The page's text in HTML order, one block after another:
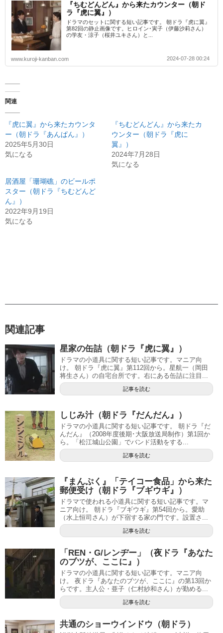
『ちむどんどん』から来たカウンター（朝ド
ラ『虎に翼』）
ドラマのセットに関する短い記事です。 朝ドラ『虎に翼』
第82回の静止画像です。ヒロイン･寅子（伊藤沙莉さん）
の学友・涼子（桜井ユキさん）と...
www.kuroji-kanban.com 2024-07-28 00:24
関連
『虎に翼』から来たカウンタ
ー（朝ドラ『あんぱん』）
2025年5月30日
気になる
『ちむどんどん』から来たカ
ウンター（朝ドラ『虎に
翼』）
2024年7月28日
気になる
居酒屋「珊瑚礁」のビールポ
スター（朝ドラ『ちむどんど
ん』）
2022年9月19日
気になる
関連記事
星家の缶詰（朝ドラ『虎に翼』）
ドラマの小道具に関する短い記事です。マニア向
け。 朝ドラ『虎に翼』第112回から。星航一（岡田
将生さん）の自宅台所です。右にある缶詰に注目...
記事を読む
しじみ汁（朝ドラ『だんだん』）
ドラマの小道具に関する短い記事です。 朝ドラ『だ
んだん』（2008年度後期･大阪放送局制作）第1回か
ら。「松江城山公園」でバンド活動をする...
記事を読む
『まんぷく』「テイコー食品」から来た
郵便受け（朝ドラ『ブギウギ』）
ドラマで使われる小道具に関する短い記事です。マ
ニア向け。 朝ドラ『ブギウギ』第54回から。愛助
（水上恒司さん）が下宿する家の門です。設置さ...
記事を読む
「REN・G/レンヂー」（夜ドラ『あなた
のブツが、ここに』）
ドラマの小道具に関する短い記事です。マニア向
け。 夜ドラ『あなたのブツが、ここに』の第13回か
らです。主人公・亜子（仁村紗和さん）が勤める...
記事を読む
共通のショーウインドウ（朝ドラ）